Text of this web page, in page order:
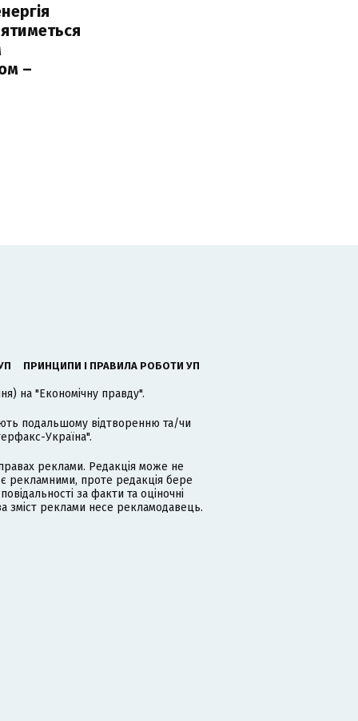
–
ПРИНЦИПИ І ПРАВИЛА РОБОТИ УП
на "Економічну правду".
подальшому відтворенню та/чи
Україна".
реклами. Редакція може не
рекламними, проте редакція бере
за факти та оціночні
зміст реклами несе рекламодавець.